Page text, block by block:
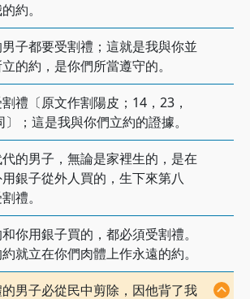
約。
子都要受割禮；這就是我與你並
的約，是你們所當遵守的。
禮〔原文作割陽皮；14，23，
；這是我與你們立約的證據。
的男子，無論是家裡生的，是在
銀子從外人買的，生下來第八
禮。
你用銀子買的，都必須受割禮。
就立在你們肉體上作永遠的約。
男子必從民中剪除，因他背了我